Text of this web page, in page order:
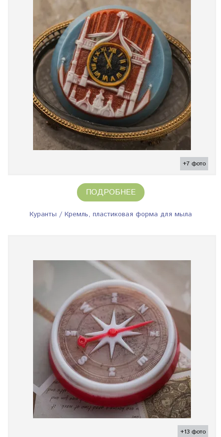
+7 фото
ПОДРОБНЕЕ
Куранты / Кремль, пластиковая форма для мыла
+13 фото